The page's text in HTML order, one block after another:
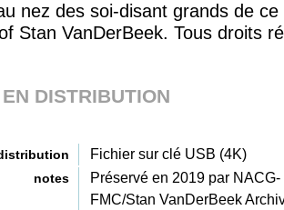
nez des soi-disant grands de ce
Stan VanDerBeek. Tous droits
DISTRIBUTION
Fichier sur clé USB (4K)
notes
Préservé en 2019 par NACG-
FMC/Stan VanDerBeek